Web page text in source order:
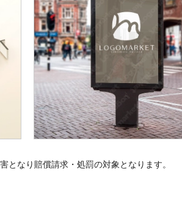
なり賠償請求・処罰の対象となります。